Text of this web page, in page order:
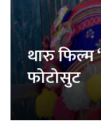
थारु फिल्म
फोटोसुट